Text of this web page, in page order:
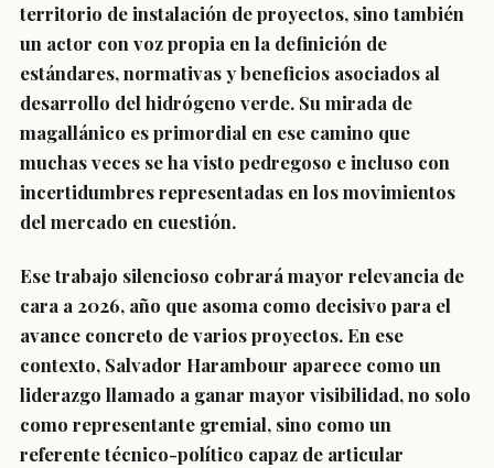
territorio de instalación de proyectos, sino también
un actor con voz propia en la definición de
estándares, normativas y beneficios asociados al
desarrollo del hidrógeno verde. Su mirada de
magallánico es primordial en ese camino que
muchas veces se ha visto pedregoso e incluso con
incertidumbres representadas en los movimientos
del mercado en cuestión.
Ese trabajo silencioso cobrará mayor relevancia de
cara a 2026, año que asoma como decisivo para el
avance concreto de varios proyectos. En ese
contexto, Salvador Harambour aparece como un
liderazgo llamado a ganar mayor visibilidad, no solo
como representante gremial, sino como un
referente técnico-político capaz de articular